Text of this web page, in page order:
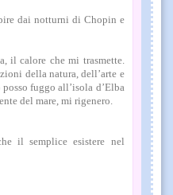
dai notturni di Chopin e
il calore che mi trasmette.
della natura, dell’arte e
fuggo all’isola d’Elba
del mare, mi rigenero.
il semplice esistere nel